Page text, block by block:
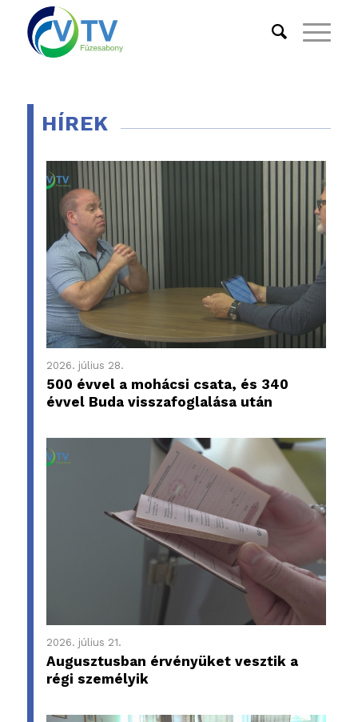
HÍREK
2026. július 28.
500 évvel a mohácsi csata, és 340
évvel Buda visszafoglalása után
2026. július 21.
Augusztusban érvényüket vesztik a
régi személyik